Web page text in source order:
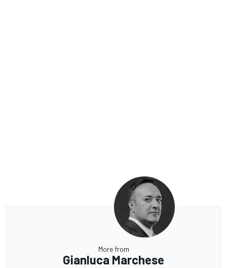
More from
Gianluca Marchese